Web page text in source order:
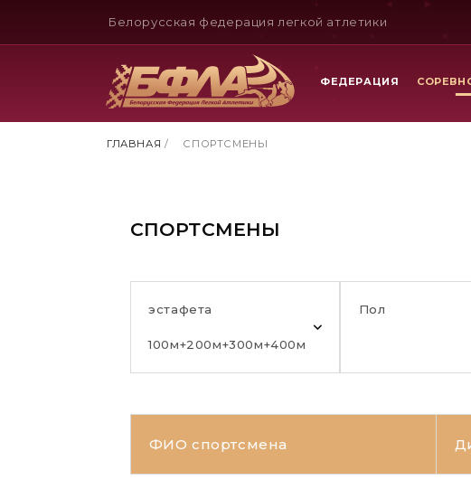
Белорусская федерация легкой атлетики
ФЕДЕРАЦИЯ
ГЛАВНАЯ / СПОРТСМЕНЫ
СПОРТСМЕНЫ
эстафета
100м+200м+300м+400м
Пол
ФИО спортсмена